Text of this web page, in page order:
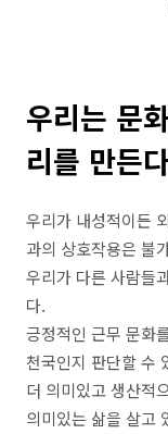
우리는 문
리를 만든
우리가 내성적이든
과의 상호작용은 불
우리가 다른 사람들
다.
긍정적인 근무 문화
천국인지 판단할 수
더 의미있고 생산적
의미있는 삶을 살고